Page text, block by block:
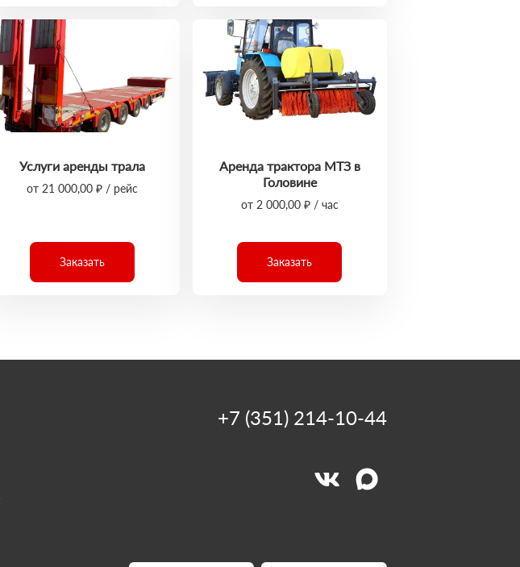
Услуги аренды трала
от 21 000,00 ₽ / рейс
Заказать
Аренда трактора МТЗ в
Головине
от 2 000,00 ₽ / час
Заказать
+7 (351) 214-10-44